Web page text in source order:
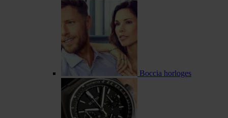
Boccia horloges